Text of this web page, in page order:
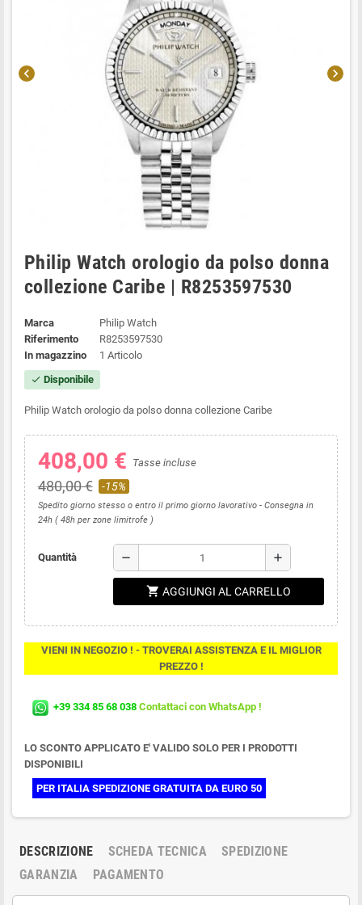
chevron_left chevron_right
Philip Watch orologio da polso donna
collezione Caribe | R8253597530
Marca
Philip Watch
Riferimento
R8253597530
In magazzino
1 Articolo
check Disponibile
Philip Watch orologio da polso donna collezione Caribe
408,00 € Tasse incluse
480,00 € -15%
Spedito giorno stesso o entro il primo giorno lavorativo - Consegna in
24h ( 48h per zone limitrofe )
Quantità remove add
shopping_cart AGGIUNGI AL CARRELLO
VIENI IN NEGOZIO ! - TROVERAI ASSISTENZA E IL MIGLIOR
PREZZO !
+39 334 85 68 038 Contattaci con WhatsApp !
LO SCONTO APPLICATO E' VALIDO SOLO PER I PRODOTTI
DISPONIBILI
PER ITALIA SPEDIZIONE GRATUITA DA EURO 50
DESCRIZIONE SCHEDA TECNICA
SPEDIZIONE
GARANZIA
PAGAMENTO